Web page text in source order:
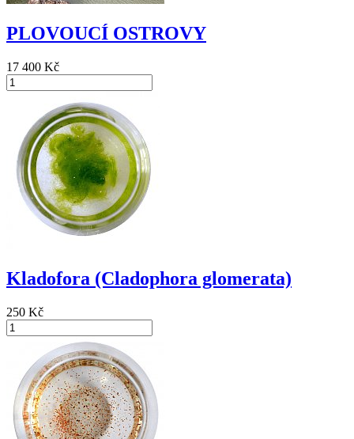
PLOVOUCÍ OSTROVY
17 400 Kč
Kladofora (Cladophora glomerata)
250 Kč